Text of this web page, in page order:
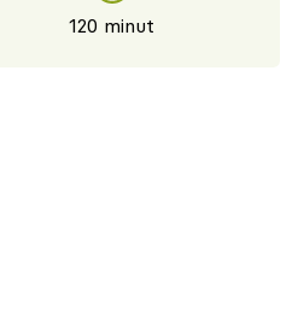
120 minut